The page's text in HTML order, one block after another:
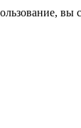
вы